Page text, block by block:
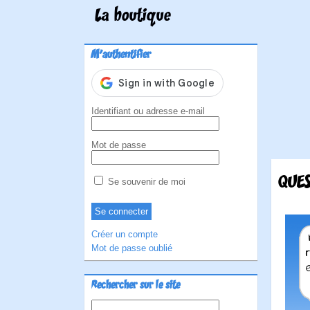
La boutique
M'authentifier
Identifiant ou adresse e-mail
Mot de passe
Se souvenir de moi
Créer un compte
Mot de passe oublié
Rechercher sur le site